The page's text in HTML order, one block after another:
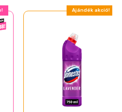
Ajándék akció!